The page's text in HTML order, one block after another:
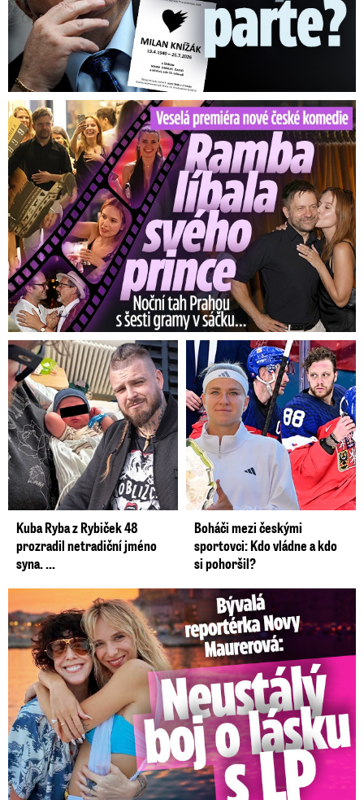
Na konci obce Nový Hrozenkov ve směru na
Karlovice se ráno srazil osobní automobil s
autobusem. V autobusu v době srážky jelo sedm
cestujících, nikdo z nich nebyl zraněn. V
osobním vozu byl zraněn jeden člověk, kterého
sanitka odvezla do nemocnice.
Další nehoda, při které se zranil jeden člověk,
se stala v ulici Bratří Hlaviců ve Vsetíně. Silnice
byla v době havárie namrzlá.Vpodvečer se
zranila řidička při nehodě osobního auta v
Jasenné na Zlínsku, silnice byla v době nehody
podle hasičů silně zasněžená. Další nehoda
osobního auta se stala vpodvečer také v Hrádku
na Vlárské dráze, jedna osoba byla zraněna,
dodal mluvčí zlínských hasičů Roman Žemlička.
Nehoda autobusu a osobáku ve Zlínském kraji
(29.1.2022)
Autor: HZS Zlínského kraje
Veselá premiéra nové české komedie: Ramba líbala Mádla
Kuba Ryba z Rybiček 48
prozradil netradiční jméno
syna. ...
Boháči mezi českými
sportovci: Kdo vládne a kdo
si pohoršil?
Bývalá reportérka Novy Maurerová: Neustálý boj o lásku s ...